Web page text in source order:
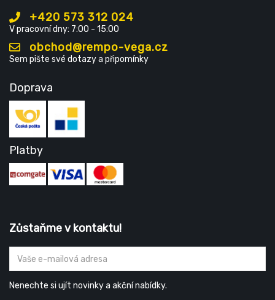
+420 573 312 024
V pracovní dny: 7:00 - 15:00
obchod@rempo-vega.cz
Sem pište své dotazy a připomínky
Doprava
Platby
Zůstaňme v kontaktu!
Nenechte si ujít novinky a akční nabídky.